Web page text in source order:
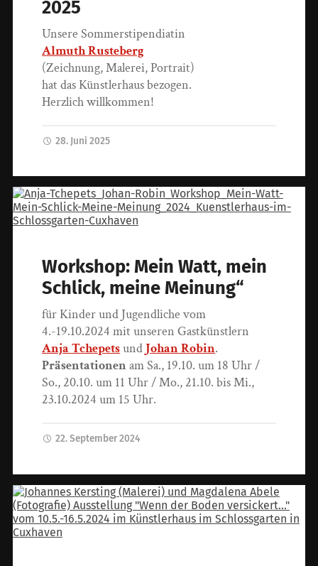
2025
Unsere Sommerstipendiatin
Almuth Rusteberg
(Zeichnung, Malerei, Portrait)
hat das Künstlerhaus bezogen.
Herzlich willkommen!
28. Juni 2025
Workshop: Mein Watt, mein
Schlick, meine Meinung“
für Kinder und Jugendliche vom
4.-19.10.2024 mit unseren Gastkünstlern
Anja Tchepetsund Johan Robin.
Präsentationenam Sa., 19.10. um 18 Uhr /
So., 20.10. um 11 Uhr / Mo., 21.10. bis Mi.,
23.10.2024 um 15 Uhr.
22. September 2024